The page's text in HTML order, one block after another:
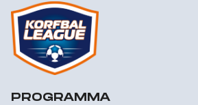
PROGRAMMA